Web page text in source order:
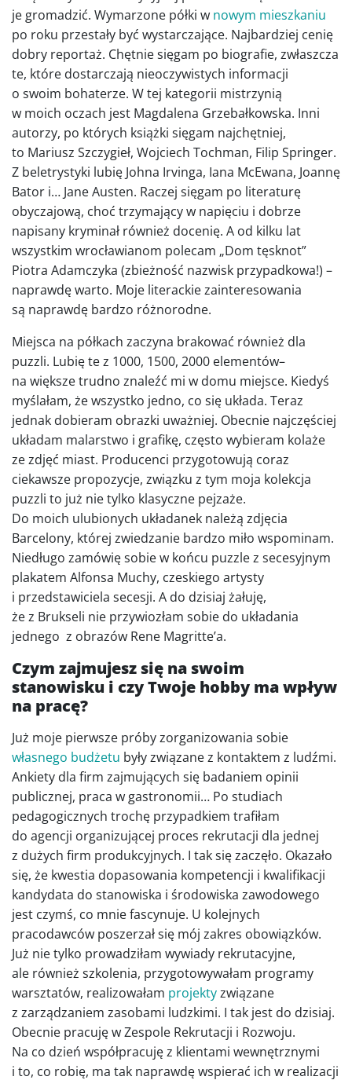
je gromadzić. Wymarzone półki w nowym mieszkaniu
po roku przestały być wystarczające. Najbardziej cenię
dobry reportaż. Chętnie sięgam po biografie, zwłaszcza
te, które dostarczają nieoczywistych informacji
o swoim bohaterze. W tej kategorii mistrzynią
w moich oczach jest Magdalena Grzebałkowska. Inni
autorzy, po których książki sięgam najchętniej,
to Mariusz Szczygieł, Wojciech Tochman, Filip Springer.
Z beletrystyki lubię Johna Irvinga, Iana McEwana, Joannę
Bator i… Jane Austen. Raczej sięgam po literaturę
obyczajową, choć trzymający w napięciu i dobrze
napisany kryminał również docenię. A od kilku lat
wszystkim wrocławianom polecam „Dom tęsknot”
Piotra Adamczyka (zbieżność nazwisk przypadkowa!) –
naprawdę warto. Moje literackie zainteresowania
są naprawdę bardzo różnorodne.
Miejsca na półkach zaczyna brakować również dla
puzzli. Lubię te z 1000, 1500, 2000 elementów–
na większe trudno znaleźć mi w domu miejsce. Kiedyś
myślałam, że wszystko jedno, co się układa. Teraz
jednak dobieram obrazki uważniej. Obecnie najczęściej
układam malarstwo i grafikę, często wybieram kolaże
ze zdjęć miast. Producenci przygotowują coraz
ciekawsze propozycje, związku z tym moja kolekcja
puzzli to już nie tylko klasyczne pejzaże.
Do moich ulubionych układanek należą zdjęcia
Barcelony, której zwiedzanie bardzo miło wspominam.
Niedługo zamówię sobie w końcu puzzle z secesyjnym
plakatem Alfonsa Muchy, czeskiego artysty
i przedstawiciela secesji. A do dzisiaj żałuję,
że z Brukseli nie przywiozłam sobie do układania
jednego z obrazów Rene Magritte’a.
Czym zajmujesz się na swoim
stanowisku i czy Twoje hobby ma wpływ
na pracę?
Już moje pierwsze próby zorganizowania sobie
własnego budżetu były związane z kontaktem z ludźmi.
Ankiety dla firm zajmujących się badaniem opinii
publicznej, praca w gastronomii… Po studiach
pedagogicznych trochę przypadkiem trafiłam
do agencji organizującej proces rekrutacji dla jednej
z dużych firm produkcyjnych. I tak się zaczęło. Okazało
się, że kwestia dopasowania kompetencji i kwalifikacji
kandydata do stanowiska i środowiska zawodowego
jest czymś, co mnie fascynuje. U kolejnych
pracodawców poszerzał się mój zakres obowiązków.
Już nie tylko prowadziłam wywiady rekrutacyjne,
ale również szkolenia, przygotowywałam programy
warsztatów, realizowałam projektyzwiązane
z zarządzaniem zasobami ludzkimi. I tak jest do dzisiaj.
Obecnie pracuję w Zespole Rekrutacji i Rozwoju.
Na co dzień współpracuję z klientami wewnętrznymi
i to, co robię, ma tak naprawdę wspierać ich w realizacji